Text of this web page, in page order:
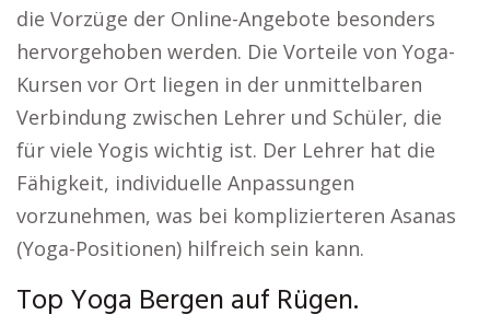
die Vorzüge der Online-Angebote besonders
hervorgehoben werden. Die Vorteile von Yoga-
Kursen vor Ort liegen in der unmittelbaren
Verbindung zwischen Lehrer und Schüler, die
für viele Yogis wichtig ist. Der Lehrer hat die
Fähigkeit, individuelle Anpassungen
vorzunehmen, was bei komplizierteren Asanas
(Yoga-Positionen) hilfreich sein kann.
Top Yoga Bergen auf Rügen.